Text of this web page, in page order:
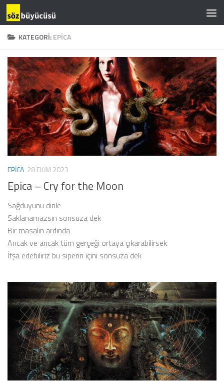
KATEGORI:EPICA
EPICA 28 EKIM 2023
Epica – Cry for the Moon
Sağduyunu dinle
Saklanamazsın sonsuza dek
Bir masalın ardında
Ancak ve ancak tüm gerçeği ortaya çıkarabilirsek
İfşa edebiliriz bu siperin içini sonsuza dek